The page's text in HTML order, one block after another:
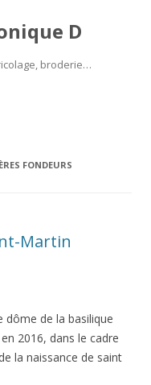
D
broderie…
FONDEURS
Martin
dôme de la basilique
2016, dans le cadre
la naissance de saint